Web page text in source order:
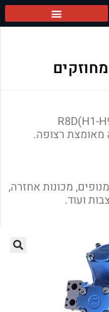
R8D(H1-
מאומצת רצופה.
מכונות אחזרה,
ועוד.